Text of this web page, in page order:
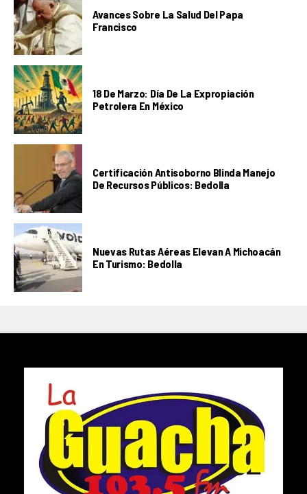
Avances Sobre La Salud Del Papa
Francisco
18 De Marzo: Día De La Expropiación
Petrolera En México
Certificación Antisoborno Blinda Manejo
De Recursos Públicos: Bedolla
Nuevas Rutas Aéreas Elevan A Michoacán
En Turismo: Bedolla